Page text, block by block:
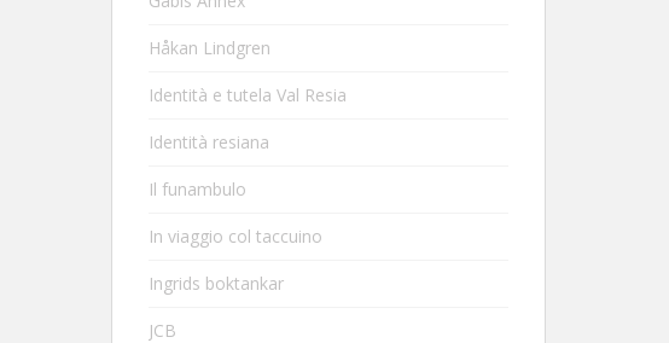
Håkan Lindgren
Identità e tutela Val Resia
Identità resiana
Il funambulo
In viaggio col taccuino
Ingrids boktankar
JCB